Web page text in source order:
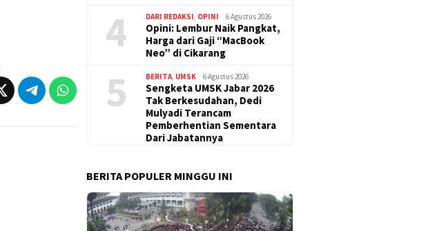
4 DARI REDAKSI OPINI 6 Agustus 2026
Opini: Lembur Naik Pangkat,
Harga dari Gaji “MacBook
Neo” di Cikarang
5 BERITA UMSK 6 Agustus 2026
Sengketa UMSK Jabar 2026
Tak Berkesudahan, Dedi
Mulyadi Terancam
Pemberhentian Sementara
Dari Jabatannya
BERITA POPULER MINGGU INI